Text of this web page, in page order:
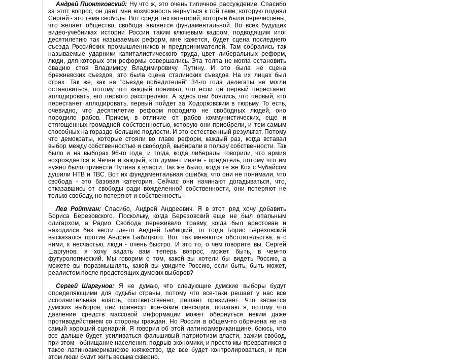
Андрей Пионтковский: Ну что ж, это очень типичное рассуждение. Спасибо
за этот вопрос, он дает мне возможность вернуться к той теме, которую поднял
Сергей - это тема свободы. Вот среди тех категорий, которые были перечислены,
что желает общество, свобода является фундаментальной. Во всех будущих
видео-учебниках истории России таким ключевым кадром, подводящим итог
десятилетию так называемых реформ, мне кажется, будет сцена последнего
съезда Российских промышленников и предпринимателей. Там собрались так
называемые ударники капиталистического труда, цвет либеральных реформ,
люди, для которых эти реформы совершались. Эта толпа не могла остановить
овацию стоя Владимиру Владимировичу Путину. И это была не сцена
брежневских съездов, это была сцена сталинских съездов. На их лицах был
страх. Так же, как на "съезде победителей" 34-го года делегаты не могли
остановиться, потому что каждый понимал, что если он первый перестанет
аплодировать, его первого расстреляют. А здесь они боялись, что первый, кто
перестанет аплодировать, первый пойдет за Ходорковским в тюрьму. То есть,
очевидно, что десятилетие реформ породило не свободных людей, оно
породило рабов. Причем, в отличие от рабов коммунистических, еще и
отягощенных громадной собственностью, которую они приобрели, и тем самым
способных на гораздо большие подлости. И это естественный результат. Потому
что демократы, которые стояли во главе реформ, каждый раз, когда вставал
выбор между собственностью и свободой, выбирали в пользу собственности. Так
было и на выборах 96-го года, и тогда, когда либералы говорили, что армия
возрождается в Чечне и каждый, кто думает иначе - предатель, потому что им
нужно было привести Путина к власти. Так же было, когда те же Кох с Чубайсом
душили НТВ и ТВС. Вот их фундаментальная ошибка, что они не понимали, что
свобода - это базовая категория. Сейчас они начинают догадываться, что,
отказавшись от свободы ради вожделенной собственности, они потеряют не
только свободу, но потеряют и собственность.
Лев Ройтман: Спасибо, Андрей Андреевич. Я в этот ряд хочу добавить
Бориса Березовского. Поскольку, когда Березовский еще не был опальным
олигархом, а Радио Свобода переживало травму, когда был арестован и
находился без вести где-то Андрей Бабицкий, то тогда Борис Березовский
высказался против Андрея Бабицкого. Вот так меняются обстоятельства, а с
ними, к несчастью, люди - очень быстро. И это то, о чем говорите вы. Сергей
Шаргунов, я хочу задать вам теперь вопрос, может быть, в чем-то
футурологический. Мы говорим о том, какой вы хотели бы видеть Россию, а
можете вы поразмышлять, какой вы увидите Россию, если быть, быть может,
реалистом после предстоящих думских выборов?
Сергей Шаргунов: Я не думаю, что следующие думские выборы будут
определяющими для судьбы страны, потому что все-таки решает у нас все
исполнительная власть, соответственно, решает президент. Что касается
думских выборов, они принесут кое-какие сенсации, полагаю я, потому что
давление средств массовой информации может обернуться неким даже
противодействием со стороны граждан. Но Россия в общем-то обречена не на
самый хороший сценарий. Я говорил об этой латиноамериканщине, боюсь, что
все дальше будет усиливаться фальшивый патриотизм власти, зажим свобод,
при этом - обнищание населения, подрыв экономики, и просто мы превратимся в
такое латиноамериканское княжество, где все будет контролироваться, и при
этом люди будут жить весьма скверно.